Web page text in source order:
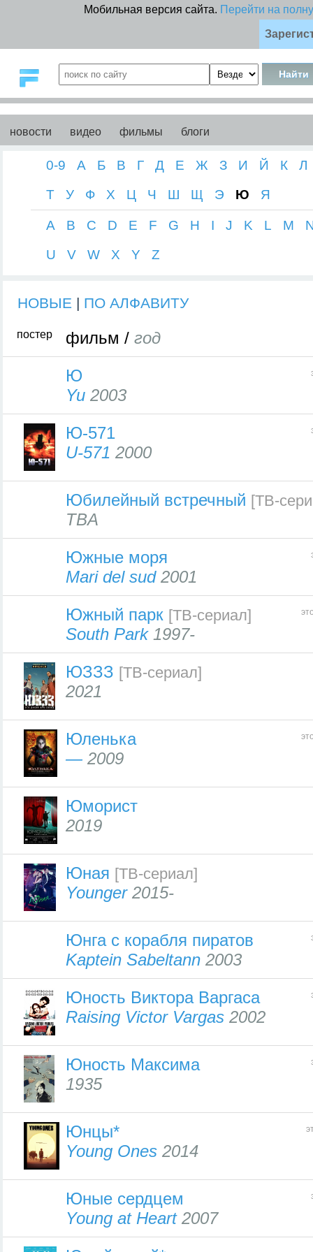
Мобильная версия сайта. Перейти на
новости видео фильмы блоги
0-9 А Б В Г Д Е Ж З И Й К
Л
Т
У Ф Х Ц Ч Ш Щ Э Ю Я
A B C D E F G H I J K L M
U
V W X Y Z
НОВЫЕ | ПО АЛФАВИТУ
постер фильм / год
Ю
Yu 2003
Ю-571
U-571 2000
Юбилейный встречный [ТВ-
TBA
Южные моря
Mari del sud2001
Южный парк [ТВ-сериал]
South Park1997-
ЮЗЗЗ [ТВ-сериал]
2021
Юленька
— 2009
Юморист
2019
Юная [ТВ-сериал]
Younger2015-
Юнга с корабля пиратов
Kaptein Sabeltann 2003
Юность Виктора Варгаса
Raising Victor Vargas 2002
Юность Максима
1935
Юнцы*
Young Ones 2014
Юные сердцем
Young at Heart2007